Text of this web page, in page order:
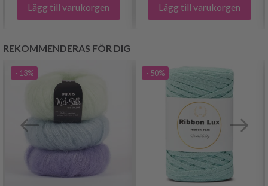
Lägg till varukorgen Lägg till varukorgen
REKOMMENDERAS FÖR DIG
- 13% - 50%